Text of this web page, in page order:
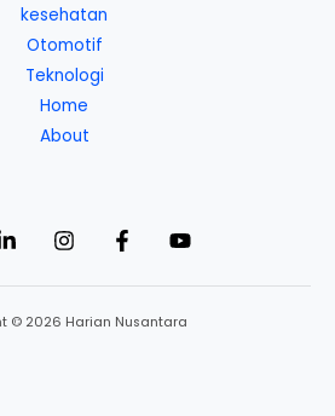
kesehatan
Otomotif
Teknologi
Home
About
© 2026 Harian Nusantara